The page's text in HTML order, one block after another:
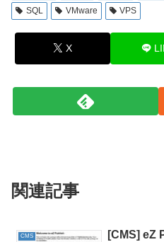
SQL
VMware VPS
X
関連記事
CMS
[CMS] eZ